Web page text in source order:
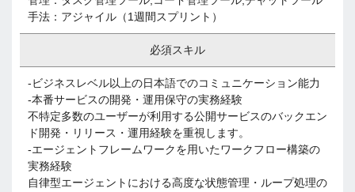
手法：アジャイル（1週間スプリント）
必須スキル
-ビジネスレベル以上の日本語でのコミュニケーション能力
-本番サービスの開発・運用保守の実務経験
不特定多数のユーザーが利用する公開サービスのバックエン
ド開発・リリース・運用経験を重視します。
-エージェントフレームワークを用いたワークフロー構築の
実務経験
自律型エージェントにおける高度な状態管理・ループ処理の